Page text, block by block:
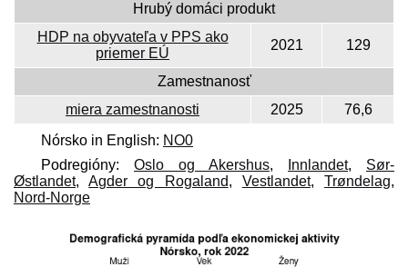
Hrubý domáci produkt
HDP na obyvateľa v PPS ako
priemer EÚ
2021 129
Zamestnanosť
miera zamestnanosti
2025
76,6
Nórsko in English: NO0
Podregióny: Oslo og Akershus, Innlandet, Sør-
Østlandet,Agder og Rogaland, Vestlandet,Trøndelag,
Nord-Norge